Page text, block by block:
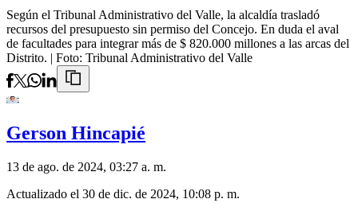
Según el Tribunal Administrativo del Valle, la alcaldía trasladó
recursos del presupuesto sin permiso del Concejo. En duda el aval
de facultades para integrar más de $ 820.000 millones a las arcas del
Distrito. | Foto: Tribunal Administrativo del Valle
Gerson Hincapié
13 de ago. de 2024, 03:27 a. m.
Actualizado el 30 de dic. de 2024, 10:08 p. m.